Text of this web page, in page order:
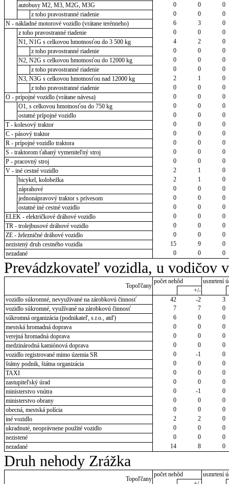
autobusy M2, M3, M2G, M3G
0 0
0
z toho pravostranné riadenie
0 0
0
N - nákladné motorové vozidlo (vrátane terénneho)
6 3
0
z toho pravostranné riadenie
0 0
0
N1, N1G s celkovou hmotnosťou do 3 500 kg
4 2
0
z toho pravostranné riadenie
0 0
0
N2, N2G s celkovou hmotnosťou do 12000 kg
0 0
0
z toho pravostranné riadenie
0 0
0
N3, N3G s celkovou hmotnosťou nad 12000 kg
2 1
0
z toho pravostranné riadenie
0 0
0
O - prípojné vozidlo (vrátane návesa)
0 0
0
O1, s celkovou hmotnosťou do 750 kg
0 0
0
ostatné prípojné vozidlo
0 0
0
T - kolesový traktor
0 0
0
C - pásový traktor
0 0
0
R - prípojné vozidlo traktora
0 0
0
S - traktorom ťahaný vymeniteľný stroj
0 0
0
P - pracovný stroj
0 0
0
V - iné cestné vozidlo
2 1
0
bicykel, kolobežka
2 1
0
záprahové
0 0
0
jednonápravový traktor s prívesom
0 0
0
ostatné iné cestné vozidlo
0 0
0
ELEK - električkové dráhové vozidlo
0 0
0
TR - trolejbusové dráhové vozidlo
0 0
0
ZE - železničné dráhové vozidlo
0 0
0
nezistený druh cestného vozidla
15 9
0
nezadané
0 0 0
Prevádzkovateľ vozidla, u vodičov
Topoľčany
počet nehôd
usmrtení
+/-
vozidlo súkromné, nevyužívané na zárobkovú činnosť
42 -2
3
vozidlo súkromné, využívané na zárobkovú činnosť
7 7
0
súkromná organizácia (podnikateľ, s.r.o., atď)
6 0
0
mestská hromadná doprava
0 0
0
verejná hromadná doprava
0 0
0
medzinárodná kamiónová doprava
0 0
0
vozidlo registrované mimo územia SR
0 -1
0
štátny podnik, štátna organizácia
0 0
0
TAXI
0 0
0
zastupiteľský úrad
0 0
0
ministerstvo vnútra
0 -1
0
ministerstvo obrany
0 0
0
obecná, mestská polícia
0 0
0
iné vozidlo
2 2
0
ukradnuté, neoprávnene použité vozidlo
0 0
0
nezistené
0 0
0
nezadané
14 8 0
Druh nehody Zrážka
Topoľčany
počet nehôd
usmrtení